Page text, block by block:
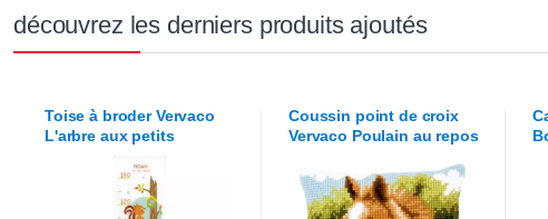
découvrez les derniers produits ajoutés
Toise à broderVervaco
L'arbre aux petits
Coussin point de croix
Vervaco Poulain au repos